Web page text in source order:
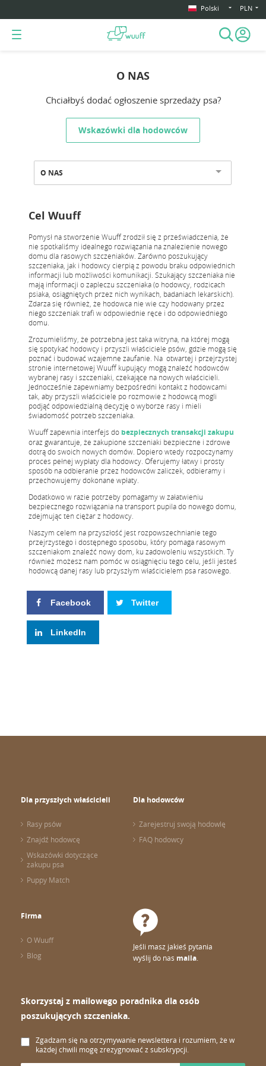
Polski PLN
O NAS
Chciałbyś dodać ogłoszenie sprzedaży psa?
Wskazówki dla hodowców
O NAS
Cel Wuuff
Pomysł na stworzenie Wuuff zrodził się z przeświadczenia, że
nie spotkaliśmy idealnego rozwiązania na znalezienie nowego
domu dla rasowych szczeniaków. Zarówno poszukujący
szczeniaka, jak i hodowcy cierpią z powodu braku odpowiednich
informacji lub możliwości komunikacji. Szukający szczeniaka nie
mają informacji o zapleczu szczeniaka (o hodowcy, rodzicach
psiaka, osiągniętych przez nich wynikach, badaniach lekarskich).
Zdarza się również, że hodowca nie wie czy hodowany przez
niego szczeniak trafi w odpowiednie ręce i do odpowiedniego
domu.
Zrozumieliśmy, że potrzebna jest taka witryna, na której mogą
się spotykać hodowcy i przyszli właściciele psów, gdzie mogą się
poznać i budować wzajemne zaufanie. Na otwartej i przejrzystej
stronie internetowej Wuuff kupujący mogą znaleźć hodowców
wybranej rasy i szczeniaki, czekające na nowych właścicieli.
Jednocześnie zapewniamy bezpośredni kontakt z hodowcami
tak, aby przyszli właściciele po rozmowie z hodowcą mogli
podjąć odpowiedzialną decyzję o wyborze rasy i mieli
świadomość potrzeb szczeniaka.
Wuuff zapewnia interfejs do bezpiecznych transakcji zakupu
oraz gwarantuje, że zakupione szczeniaki bezpieczne i zdrowe
dotrą do swoich nowych domów. Dopiero wtedy rozpoczynamy
proces pełnej wypłaty dla hodowcy. Oferujemy łatwy i prosty
sposób na odbieranie przez hodowców zaliczek, odbieramy i
przechowujemy dokonane wpłaty.
Dodatkowo w razie potrzeby pomagamy w załatwieniu
bezpiecznego rozwiązania na transport pupila do nowego domu,
zdejmując ten ciężar z hodowcy.
Naszym celem na przyszłość jest rozpowszechnianie tego
przejrzystego i dostępnego sposobu, który pomaga rasowym
szczeniakom znaleźć nowy dom, ku zadowoleniu wszystkich. Ty
również możesz nam pomóc w osiągnięciu tego celu, jeśli jesteś
hodowcą danej rasy lub przyszłym właścicielem psa rasowego.
Facebook Twitter
LinkedIn
Dla przyszłych właścicieli
Rasy psów
Znajdź hodowcę
Wskazówki dotyczące
zakupu psa
Puppy Match
Dla hodowców
Zarejestruj swoją hodowlę
FAQ hodowcy
Firma
O Wuuff
Blog
Jeśli masz jakieś pytania
wyślij do nas maila
Skorzystaj z mailowego poradnika dla osób
poszukujących szczeniaka.
Zgadzam się na otrzymywanie newslettera i rozumiem, że w
każdej chwili mogę zrezygnować z subskrypcji.